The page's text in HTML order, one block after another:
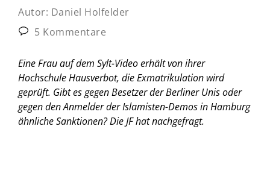
Autor: Daniel Holfelder
5 Kommentare
Eine Frau auf dem Sylt-Video erhält von ihrer
Hochschule Hausverbot, die Exmatrikulation wird
geprüft. Gibt es gegen Besetzer der Berliner Unis oder
gegen den Anmelder der Islamisten-Demos in Hamburg
ähnliche Sanktionen? Die JF hat nachgefragt.